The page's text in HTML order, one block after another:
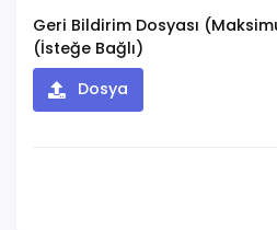
Geri Bildirim Dosyası
(İsteğe Bağlı)
Dosya